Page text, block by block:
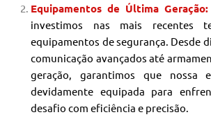
Equipamentos de Última Geração:
investimos nas mais recentes
equipamentos de segurança. Desde
comunicação avançados até
geração, garantimos que nossa
devidamente equipada para
desafio com eficiência e precisão.